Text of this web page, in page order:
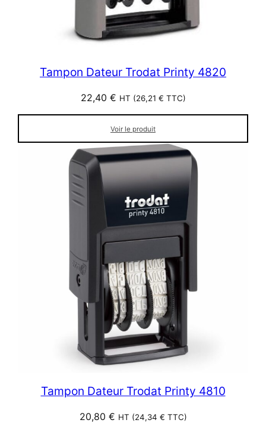
Tampon Dateur Trodat Printy 4820
22,40 € HT (26,21 € TTC)
Voir le produit
Tampon Dateur Trodat Printy 4810
20,80 € HT (24,34 € TTC)